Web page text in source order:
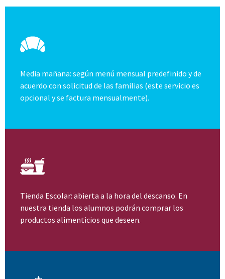
Media mañana: según menú mensual predefinido y de
acuerdo con solicitud de las familias (este servicio es
opcional y se factura mensualmente).
Tienda Escolar: abierta a la hora del descanso. En
nuestra tienda los alumnos podrán comprar los
productos alimenticios que deseen.